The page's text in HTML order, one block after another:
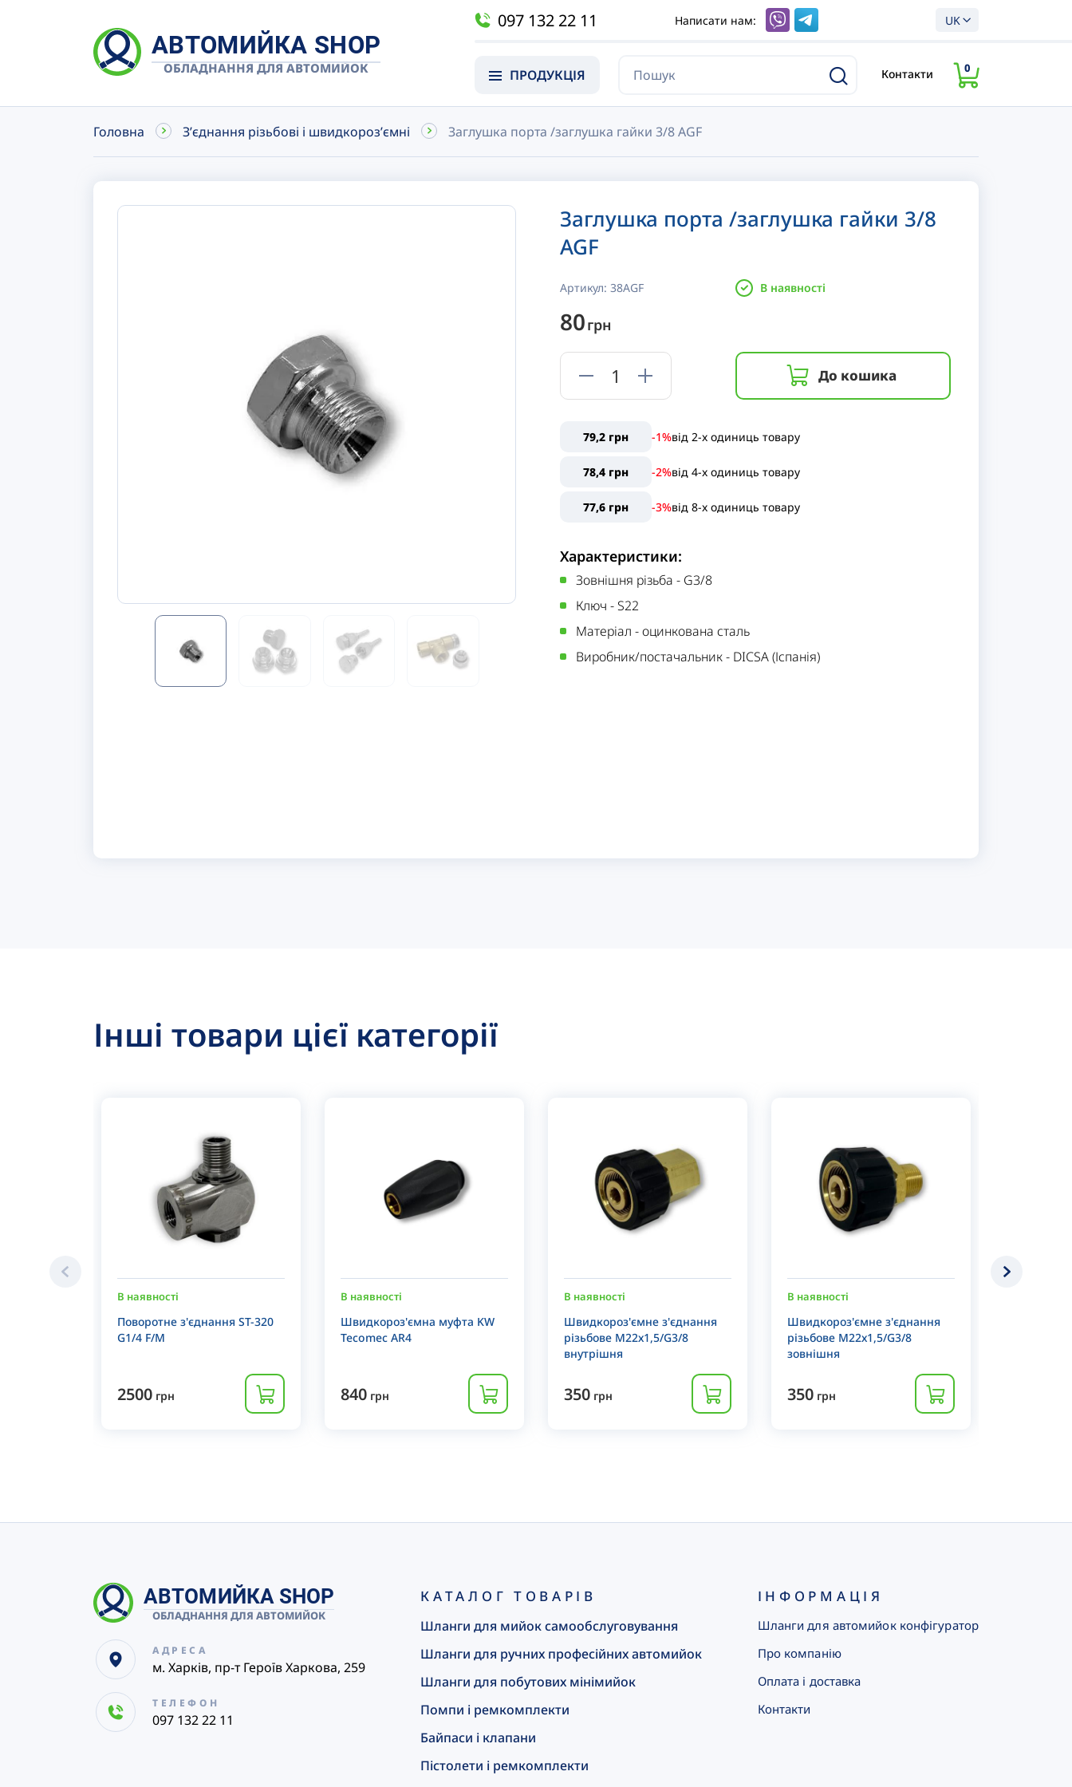
АВТОМИЙКА SHOP
ОБЛАДНАННЯ ДЛЯ АВТОМИЙОК
097 132 22 11 Написати нам: UK
ПРОДУКЦІЯ Контакти 0
Головна Зʼєднання різьбові і швидкорозʼємні Заглушка порта /заглушка гайки 3/8 AGF
Заглушка порта /заглушка гайки 3/8
AGF
Артикул: 38AGF В наявності
80грн
До кошика
79,2 грн -1%від 2-x одиниць товару
78,4 грн -2%від 4-x одиниць товару
77,6 грн -3%від 8-x одиниць товару
Характеристики:
Зовнішня різьба - G3/8
Ключ - S22
Матеріал -оцинкована сталь
Виробник/постачальник- DICSA (Іспанія)
Інші товари цієї категорії
В наявності
Поворотне з'єднання ST-320
G1/4 F/M
2500 грн
В наявності
Швидкороз'ємна муфта KW
Tecomec AR4
840 грн
В наявності
Швидкороз'ємне з'єднання
різьбове М22х1,5/G3/8
внутрішня
350 грн
В наявності
Швидкороз'ємне з'єднання
різьбове М22х1,5/G3/8
зовнішня
350 грн
АВТОМИЙКА SHOP
ОБЛАДНАННЯ ДЛЯ АВТОМИЙОК
АДРЕСА
м. Харків, пр-т Героїв Харкова, 259
ТЕЛЕФОН
097 132 22 11
КАТАЛОГ ТОВАРІВ
Шланги для мийок самообслуговування
Шланги для ручних професійних автомийок
Шланги для побутових мінімийок
Помпи і ремкомплекти
Байпаси і клапани
Пістолети і ремкомплекти
ІНФОРМАЦІЯ
Шланги для автомийок конфігуратор
Про компанію
Оплата і доставка
Контакти